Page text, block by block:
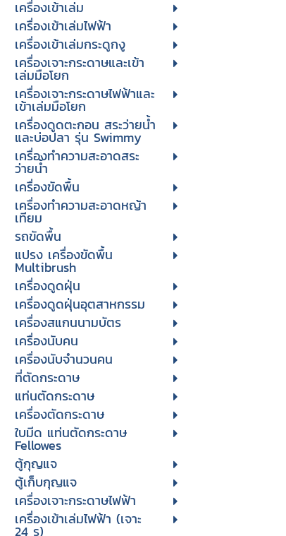
เครื่องเข้าเล่ม
เครื่องเข้าเล่มไฟฟ้า
เครื่องเข้าเล่มกระดูกงู
เครื่องเจาะกระดาษและเข้า
เล่มมือโยก
เครื่องเจาะกระดาษไฟฟ้าและ
เข้าเล่มมือโยก
เครื่องดูดตะกอน สระว่ายน้ำ
และบ่อปลา รุ่น Swimmy
เครื่องทำความสะอาดสระ
ว่ายน้ำ
เครื่องขัดพื้น
เครื่องทำความสะอาดหญ้า
เทียม
รถขัดพื้น
แปรง เครื่องขัดพื้น
Multibrush
เครื่องดูดฝุ่น
เครื่องดูดฝุ่นอุตสาหกรรม
เครื่องสแกนนามบัตร
เครื่องนับคน
เครื่องนับจํานวนคน
ที่ตัดกระดาษ
แท่นตัดกระดาษ
เครื่องตัดกระดาษ
ใบมีด แท่นตัดกระดาษ
Fellowes
ตู้กุญแจ
ตู้เก็บกุญแจ
เครื่องเจาะกระดาษไฟฟ้า
เครื่องเข้าเล่มไฟฟ้า (เจาะ
24 รู)